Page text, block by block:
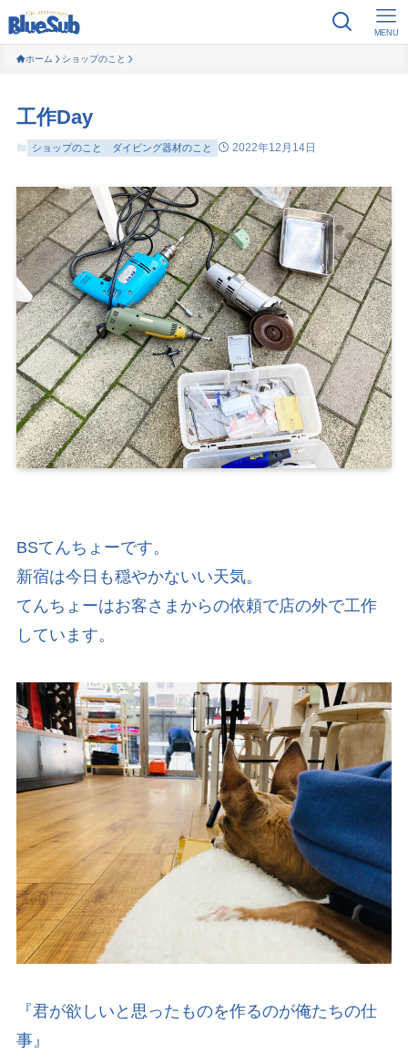
MENU
ホーム ショップのこと
工作Day
ショップのこと ダイビング器材のこと 2022年12月14日
BSてんちょーです。
新宿は今日も穏やかないい天気。
てんちょーはお客さまからの依頼で店の外で工作
しています。
『君が欲しいと思ったものを作るのが俺たちの仕
事』